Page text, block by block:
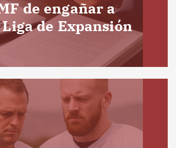
de engañar a
de Expansión